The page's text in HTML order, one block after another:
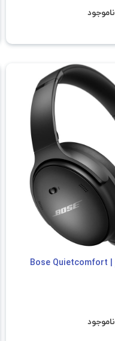
ناموجود
هدفون بلوتوثی بوز | Bose Quietcomfort
ناموجود